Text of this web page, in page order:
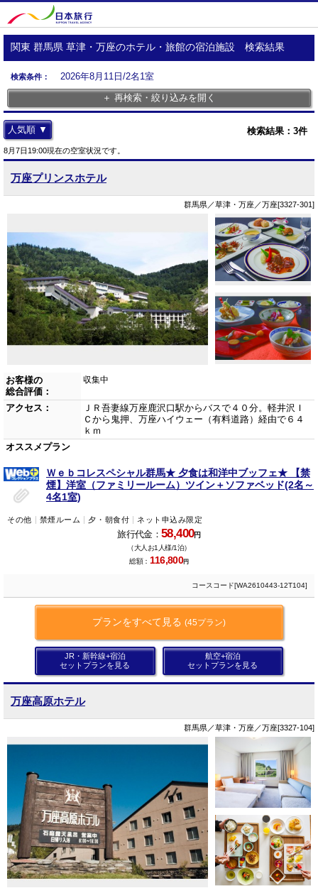
関東 群馬県 草津・万座のホテル・旅館の宿泊施設 検索結果
検索条件：
2026年8月11日/2名1室
＋ 再検索・絞り込みを開く
検索結果： 3件
人気順 ▼
8月7日19:00現在の空室状況です。
万座プリンスホテル
群馬県／草津・万座／万座[3327-301]
お客様の
総合評価：
収集中
アクセス：
ＪＲ吾妻線万座鹿沢口駅からバスで４０分。軽井沢Ｉ
Ｃから鬼押、万座ハイウェー（有料道路）経由で６４
ｋｍ
オススメプラン
Ｗｅｂコレスペシャル群馬★ 夕食は和洋中ブッフェ★ 【禁
煙】洋室（ファミリールーム）ツイン＋ソファベッド(2名～
4名1室)
その他 禁煙ルーム 夕・朝食付 ネット申込み限定
旅行代金：58,400円
（大人お1人様/1泊）
総額： 116,800円
コースコード[WA2610443-12T104]
プランをすべて見る (45プラン)
JR・新幹線+宿泊
セットプランを見る
航空+宿泊
セットプランを見る
万座高原ホテル
群馬県／草津・万座／万座[3327-104]